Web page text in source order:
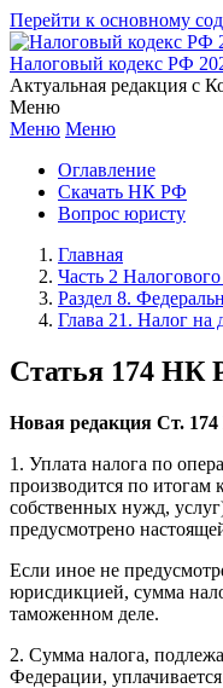
Перейти к основному
Налоговый кодекс РФ
Актуальная редакция с
Меню
Меню Меню
Оглавление
Скачать НК РФ
Вопрос юристу
Главная
Часть 2
Раздел 8.
Глава 21. Налог на
Статья 174 НК
Новая редакция Ст.
1. Уплата налога по
производится по итогам
собственных нужд,
предусмотрено
Если иное не
юрисдикцией, сумма
таможенном деле.
2. Сумма налога,
Федерации,